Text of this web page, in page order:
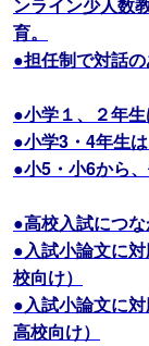
育。
●担任制で対話
●小学１、２年
●小学3・4年生
●小5・小6から
●高校入試につ
●入試小論文に
校向け）
●入試小論文に
高校向け）